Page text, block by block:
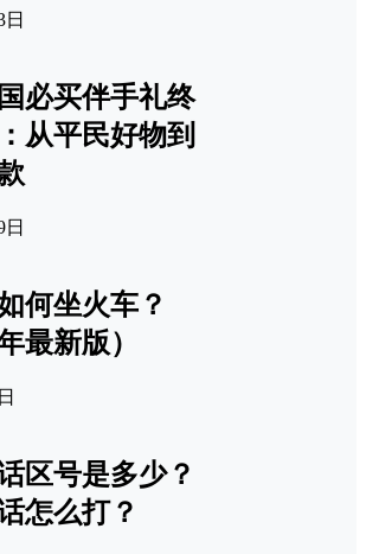
必买伴手礼终
从平民好物到
何坐火车？
最新版）
区号是多少？
怎么打？